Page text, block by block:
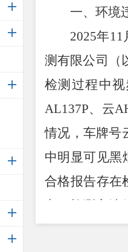
一、环境
2025年11
测有限公司（
检测过程中
AL137P、云
情况，车牌号
中明显可见黑
合格报告存在